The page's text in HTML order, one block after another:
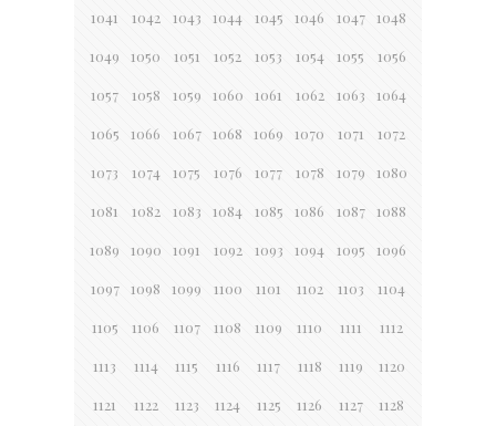
1041 1042 1043 1044 1045 1046 1047 1048
1049 1050 1051 1052 1053 1054 1055 1056
1057 1058 1059 1060 1061 1062 1063 1064
1065 1066 1067 1068 1069 1070 1071 1072
1073 1074 1075 1076 1077 1078 1079 1080
1081 1082 1083 1084 1085 1086 1087 1088
1089 1090 1091 1092 1093 1094 1095 1096
1097 1098 1099 1100 1101 1102 1103 1104
1105 1106 1107 1108 1109 1110 1111 1112
1113 1114 1115 1116 1117 1118 1119 1120
1121 1122 1123 1124 1125 1126 1127 1128